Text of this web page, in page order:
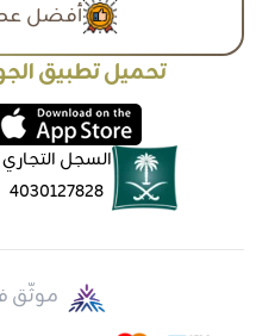
أفضل
تحميل تطبيق
السجل التجاري
4030127828
موثّق